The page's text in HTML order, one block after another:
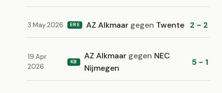
3 May 2026 ERE AZ Alkmaar gegen Twente 2 - 2
19 Apr
2026
KB
AZ Alkmaar gegen NEC
Nijmegen
5 - 1